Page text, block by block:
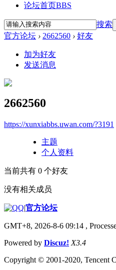
论坛首页BBS
搜索
官方论坛 › 2662560 › 好友
加为好友
发送消息
2662560
https://xunxiabbs.uwan.com/?3191
主题
个人资料
当前共有 0 个好友
没有相关成员
|官方论坛
GMT+8, 2026-8-6 09:14 ,
Powered by Discuz! X3.4
Copyright © 2001-2020, Tencent